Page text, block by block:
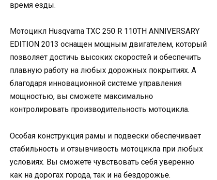
время езды.
Мотоцикл Husqvarna TXC 250 R 110TH ANNIVERSARY
EDITION 2013 оснащен мощным двигателем, который
позволяет достичь высоких скоростей и обеспечить
плавную работу на любых дорожных покрытиях. А
благодаря инновационной системе управления
мощностью, вы сможете максимально
контролировать производительность мотоцикла.
Особая конструкция рамы и подвески обеспечивает
стабильность и отзывчивость мотоцикла при любых
условиях. Вы сможете чувствовать себя уверенно
как на дорогах города, так и на бездорожье.